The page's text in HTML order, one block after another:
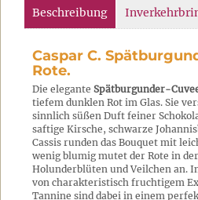
Beschreibung
Caspar C.
Rote.
Die elegante Spätburgunder-
tiefem dunklen Rot im Glas. Sie
sinnlich süßen Duft feiner
saftige Kirsche, schwarze
Cassis runden das Bouquet mit
wenig blumig mutet der Rote in
Holunderblüten und Veilchen an.
von charakteristisch fruchtigem
Tannine sind dabei in einem